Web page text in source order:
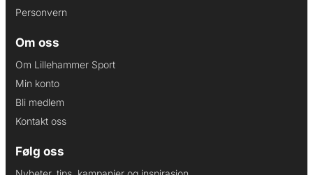
Personvern
Om oss
Om Lillehammer Sport
Min konto
Bli medlem
Kontakt oss
Følg oss